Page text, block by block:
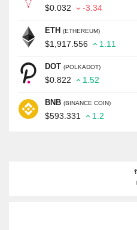
$0.032 -3.34
ETH (ETHEREUM)
$1,917.556 1.11
DOT (POLKADOT)
$0.822 1.52
BNB (BINANCE COIN)
$593.331 1.2